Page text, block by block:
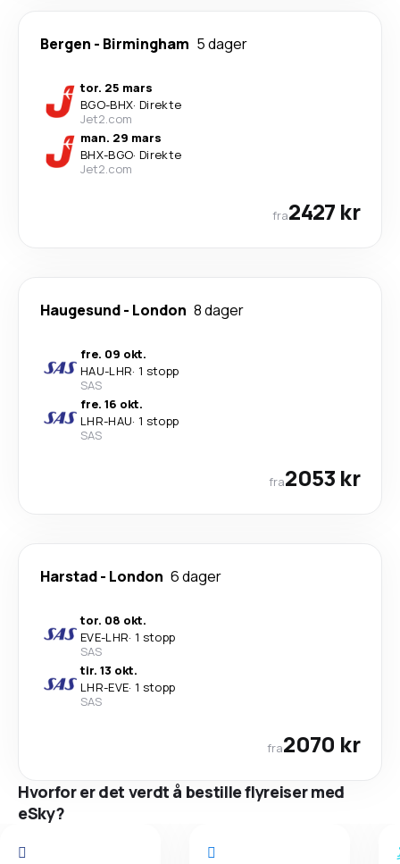
Bergen - Birmingham 5 dager
tor. 25 mars
BGO-BHX· Direkte
Jet2.com
man. 29 mars
BHX-BGO· Direkte
Jet2.com
fra2427 kr
Haugesund- London 8 dager
fre. 09 okt.
HAU-LHR· 1 stopp
SAS
fre. 16 okt.
LHR-HAU· 1 stopp
SAS
fra2053 kr
Harstad- London 6 dager
tor. 08 okt.
EVE-LHR· 1 stopp
SAS
tir. 13 okt.
LHR-EVE· 1 stopp
SAS
fra2070 kr
Hvorfor er det verdt å bestille flyreiser med
eSky?